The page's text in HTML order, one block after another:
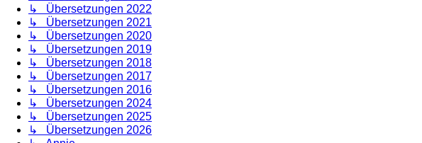
↳ Übersetzungen 2022
↳ Übersetzungen 2021
↳ Übersetzungen 2020
↳ Übersetzungen 2019
↳ Übersetzungen 2018
↳ Übersetzungen 2017
↳ Übersetzungen 2016
↳ Übersetzungen 2024
↳ Übersetzungen 2025
↳ Übersetzungen 2026